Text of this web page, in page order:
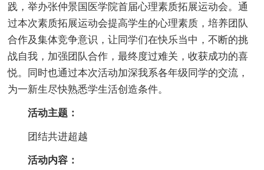
践，举办张仲景国医学院首届心理素质拓展运动会。通
过本次素质拓展运动会提高学生的心理素质，培养团队
合作及集体竞争意识，让同学们在快乐当中，不断的挑
战自我，加强团队合作，最终度过难关，收获成功的喜
悦。同时也通过本次活动加深我系各年级同学的交流，
为一新生尽快熟悉学生活创造条件。
活动主题：
团结共进超越
活动内容：